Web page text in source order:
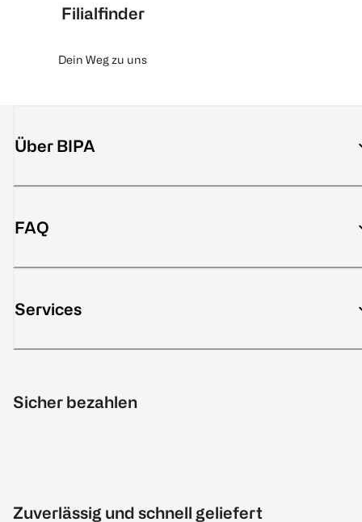
Filialfinder
Dein Weg zu uns
Über BIPA
FAQ
Services
Sicher bezahlen
Zuverlässig und schnell geliefert